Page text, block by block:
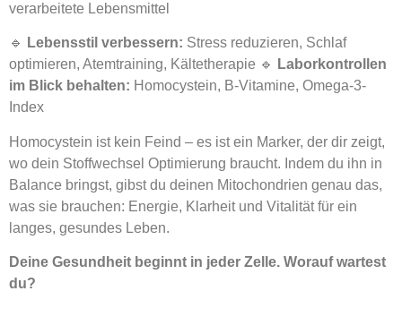
verarbeitete Lebensmittel
🔹 Lebensstil verbessern: Stress reduzieren, Schlaf
optimieren, Atemtraining, Kältetherapie 🔹
Laborkontrollen
im Blick behalten: Homocystein, B-Vitamine, Omega-3-
Index
Homocystein ist kein Feind – es ist ein Marker, der dir zeigt,
wo dein Stoffwechsel Optimierung braucht. Indem du ihn in
Balance bringst, gibst du deinen Mitochondrien genau das,
was sie brauchen: Energie, Klarheit und Vitalität für ein
langes, gesundes Leben.
Deine Gesundheit beginnt in jeder Zelle. Worauf wartest
du?